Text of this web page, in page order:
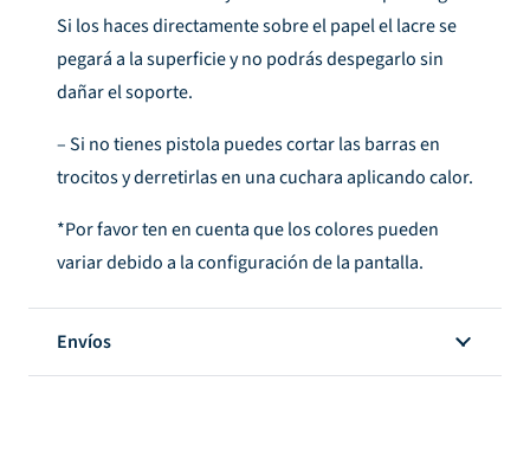
Si los haces directamente sobre el papel el lacre se
pegará a la superficie y no podrás despegarlo sin
dañar el soporte.
– Si no tienes pistola puedes cortar las barras en
trocitos y derretirlas en una cuchara aplicando calor.
*Por favor ten en cuenta que los colores pueden
variar debido a la configuración de la pantalla.
Envíos